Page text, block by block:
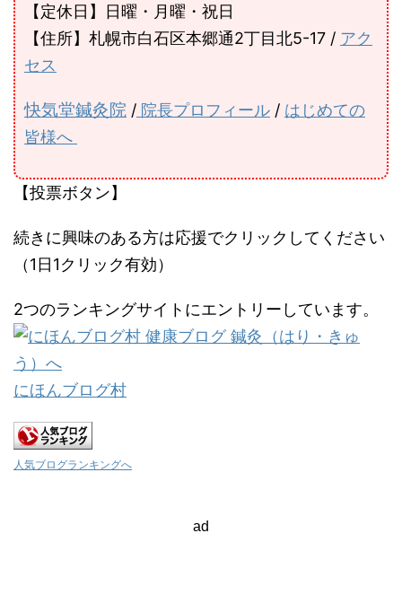
【定休日】日曜・月曜・祝日
【住所】札幌市白石区本郷通2丁目北5-17 / アク
セス
快気堂鍼灸院 / 院長プロフィール / はじめての
皆様へ
【投票ボタン】
続きに興味のある方は応援でクリックしてください
（1日1クリック有効）
2つのランキングサイトにエントリーしています。
にほんブログ村
人気ブログランキングへ
ad